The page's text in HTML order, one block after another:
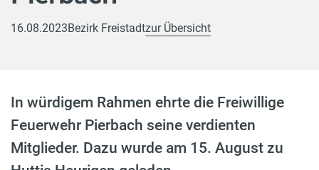
16.08.2023Bezirk Freistadtzur Übersicht
In würdigem Rahmen ehrte die Freiwillige
Feuerwehr Pierbach seine verdienten
Mitglieder. Dazu wurde am 15. August zu